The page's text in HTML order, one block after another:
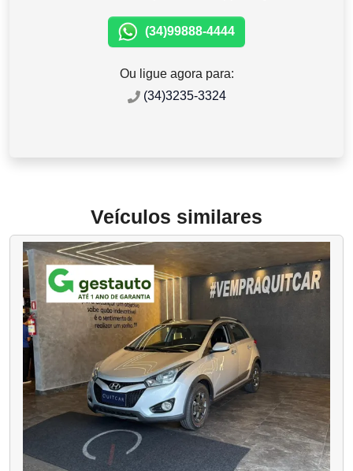
(34)99888-4444
Ou ligue agora para:
(34)3235-3324
Veículos similares